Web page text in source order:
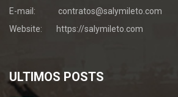
E-mail:
contratos@salymileto.com
Website:
https://salymileto.com
ULTIMOS POSTS